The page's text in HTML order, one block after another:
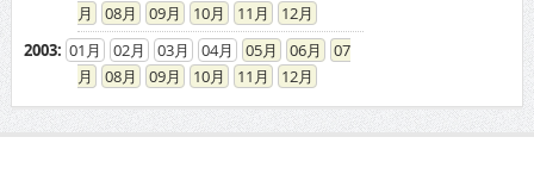
08
09 10 11
12
2003: 01 02 03 04 05 06
07
08
09 10 11 12